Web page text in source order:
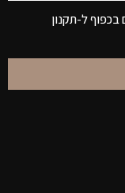
בכפוף ל-תקנון